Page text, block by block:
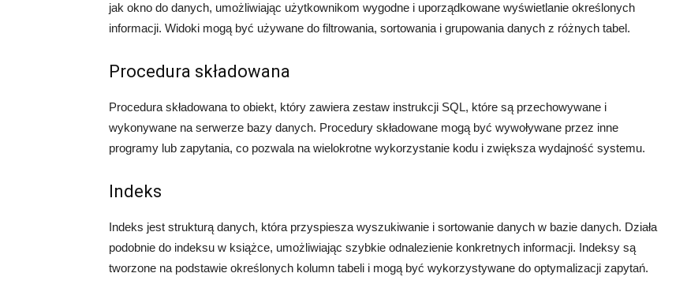
jak okno do danych, umożliwiając użytkownikom wygodne i uporządkowane wyświetlanie określonych
informacji. Widoki mogą być używane do filtrowania, sortowania i grupowania danych z różnych tabel.
Procedura składowana
Procedura składowana to obiekt, który zawiera zestaw instrukcji SQL, które są przechowywane i
wykonywane na serwerze bazy danych. Procedury składowane mogą być wywoływane przez inne
programy lub zapytania, co pozwala na wielokrotne wykorzystanie kodu i zwiększa wydajność systemu.
Indeks
Indeks jest strukturą danych, która przyspiesza wyszukiwanie i sortowanie danych w bazie danych. Działa
podobnie do indeksu w książce, umożliwiając szybkie odnalezienie konkretnych informacji. Indeksy są
tworzone na podstawie określonych kolumn tabeli i mogą być wykorzystywane do optymalizacji zapytań.